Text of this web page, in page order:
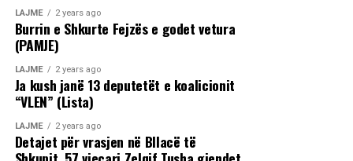
LAJME 2 years ago
Burrin e Shkurte Fejzës e godet vetura
(PAMJE)
LAJME 2 years ago
Ja kush janë 13 deputetët e koalicionit
“VLEN” (Lista)
LAJME 2 years ago
Detajet për vrasjen në Bllacë të